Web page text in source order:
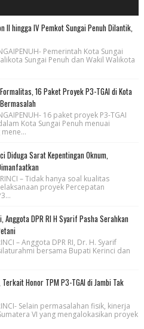
II hingga IV Pemkot Sungai Penuh Dilantik,
Pemerintah Kota Sungai
Sungai Penuh dan Wakil Walikota
16 Paket Proyek P3-TGAI di Kota
16 paket proyek P3-TGAI
Kota Sungai Penuh menuai
Diduga Sarat Kepentingan Oknum,
– Tidak hanya soal kualitas
proyek Percepatan
DPR RI H Syarif Pasha Serahkan
– Anggota DPR RI, Dr. H. Syarif
bersama Bupati Kerinci dan
Honor TPM P3-TGAI di Jambi Tak
Selain permasalahan fisik, kinerja
VI yang mengalokasikan proyek